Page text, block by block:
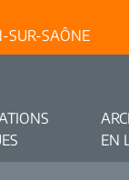
SUR-SAÔNE
EN